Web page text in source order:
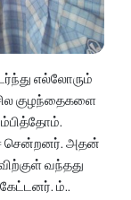
எல்லோரும்
குழந்தைகளை
சென்றனர். அதன்
வந்தது
ம்..